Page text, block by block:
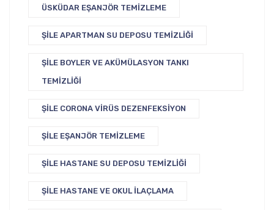
ÜSKÜDAR EŞANJÖR TEMIZLEME
ŞILE APARTMAN SU DEPOSU TEMIZLIĞI
ŞILE BOYLER VE AKÜMÜLASYON TANKI
TEMIZLIĞI
ŞILE CORONA VIRÜS DEZENFEKSIYON
ŞILE EŞANJÖR TEMIZLEME
ŞILE HASTANE SU DEPOSU TEMIZLIĞI
ŞILE HASTANE VE OKUL İLAÇLAMA